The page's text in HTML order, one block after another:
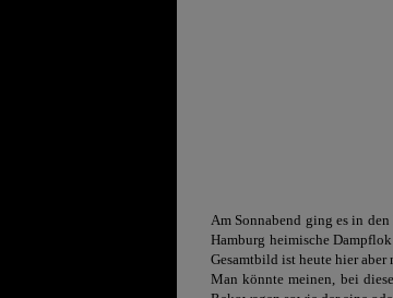
Am Sonnabend ging es in
Hamburg heimische
Gesamtbild ist heute hier
Man könnte meinen, bei